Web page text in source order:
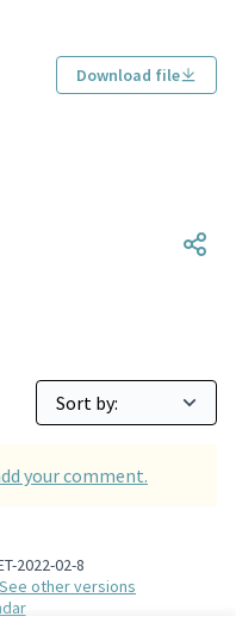
Download file
your comment.
2022-02-8
see other versions